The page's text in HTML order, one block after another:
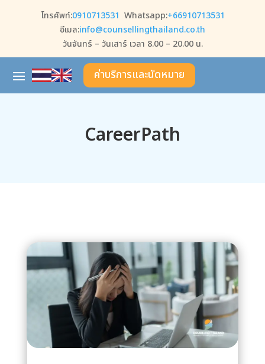
โทรศัพท์:0910713531 Whatsapp:+66910713531
อีเมล:info@counsellingthailand.co.th
วันจันทร์ – วันเสาร์ เวลา 8.00 – 20.00 น.
ค่าบริการและนัดหมาย
CareerPath